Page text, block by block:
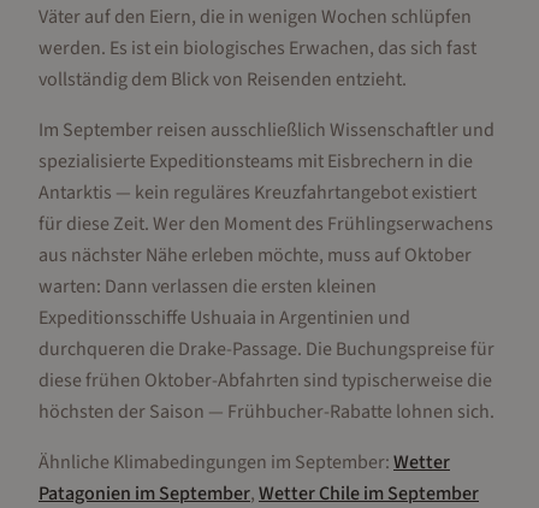
Väter auf den Eiern, die in wenigen Wochen schlüpfen
werden. Es ist ein biologisches Erwachen, das sich fast
vollständig dem Blick von Reisenden entzieht.
Im September reisen ausschließlich Wissenschaftler und
spezialisierte Expeditionsteams mit Eisbrechern in die
Antarktis — kein reguläres Kreuzfahrtangebot existiert
für diese Zeit. Wer den Moment des Frühlingserwachens
aus nächster Nähe erleben möchte, muss auf Oktober
warten: Dann verlassen die ersten kleinen
Expeditionsschiffe Ushuaia in Argentinien und
durchqueren die Drake-Passage. Die Buchungspreise für
diese frühen Oktober-Abfahrten sind typischerweise die
höchsten der Saison — Frühbucher-Rabatte lohnen sich.
Ähnliche Klimabedingungen im September:Wetter
Patagonien imSeptember,WetterChileimSeptember